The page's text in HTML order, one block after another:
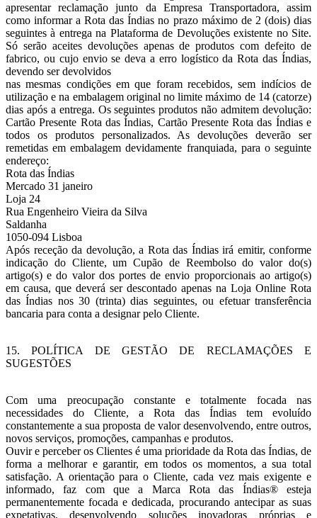
apresentar reclamação junto da Empresa Transportadora, assim
como informar a Rota das Índias no prazo máximo de 2 (dois) dias
seguintes à entrega na Plataforma de Devoluções existente no Site.
Só serão aceites devoluções apenas de produtos com defeito de
fabrico, ou cujo envio se deva a erro logístico da Rota das Índias,
devendo ser devolvidos
nas mesmas condições em que foram recebidos, sem indícios de
utilização e na embalagem original no limite máximo de 14 (catorze)
dias após a entrega. Os seguintes produtos não admitem devolução:
Cartão Presente Rota das Índias, Cartão Presente Rota das Índias e
todos os produtos personalizados. As devoluções deverão ser
remetidas em embalagem devidamente franquiada, para o seguinte
endereço:
Rota das Índias
Mercado 31 janeiro
Loja 24
Rua Engenheiro Vieira da Silva
Saldanha
1050-094 Lisboa
Após receção da devolução, a Rota das Índias irá emitir, conforme
indicação do Cliente, um Cupão de Reembolso do valor do(s)
artigo(s) e do valor dos portes de envio proporcionais ao artigo(s)
em causa, que deverá ser descontado apenas na Loja Online Rota
das Índias nos 30 (trinta) dias seguintes, ou efetuar transferência
bancaria para conta a designar pelo Cliente.
15. POLÍTICA DE GESTÃO DE RECLAMAÇÕES E
SUGESTÕES
Com uma preocupação constante e totalmente focada nas
necessidades do Cliente, a Rota das Índias tem evoluído
constantemente a sua proposta de valor desenvolvendo, entre outros,
novos serviços, promoções, campanhas e produtos.
Ouvir e perceber os Clientes é uma prioridade da Rota das Índias, de
forma a melhorar e garantir, em todos os momentos, a sua total
satisfação. A orientação para o Cliente, cada vez mais exigente e
informado, faz com que a Marca Rota das Índias® esteja
permanentemente focada e dedicada, procurando antecipar as suas
expetativas, desenvolvendo soluções inovadoras próprias e